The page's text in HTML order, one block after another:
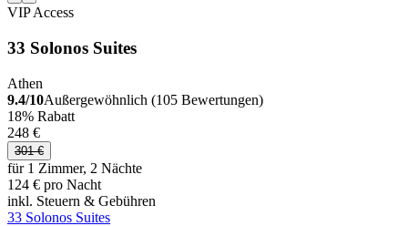
VIP Access
33 Solonos Suites
Athen
9.4/10Außergewöhnlich (105 Bewertungen)
18% Rabatt
248 €
301 €
für 1 Zimmer, 2 Nächte
124 € pro Nacht
inkl. Steuern & Gebühren
33 Solonos Suites